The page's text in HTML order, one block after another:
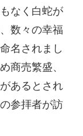
なく白蛇が
数々の幸福
名されまし
商売繁盛、
あるとされ
参拝者が訪